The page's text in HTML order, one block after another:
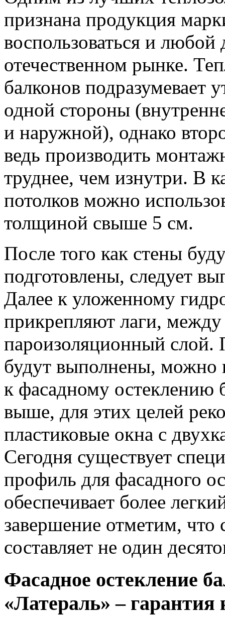
признана продукция
воспользоваться и любой
отечественном рынке.
балконов подразумевает
одной стороны
и наружной), однако
ведь производить
труднее, чем изнутри. В
потолков можно
толщиной свыше 5 см.
После того как стены
подготовлены, следует
Далее к уложенному
прикрепляют лаги,
пароизоляционный слой.
будут выполнены, можно
к фасадному остеклению
выше, для этих целей
пластиковые окна с
Сегодня существует
профиль для фасадного
обеспечивает более
завершение отметим,
составляет не один
Фасадное остекление
«Латераль» – гарантия